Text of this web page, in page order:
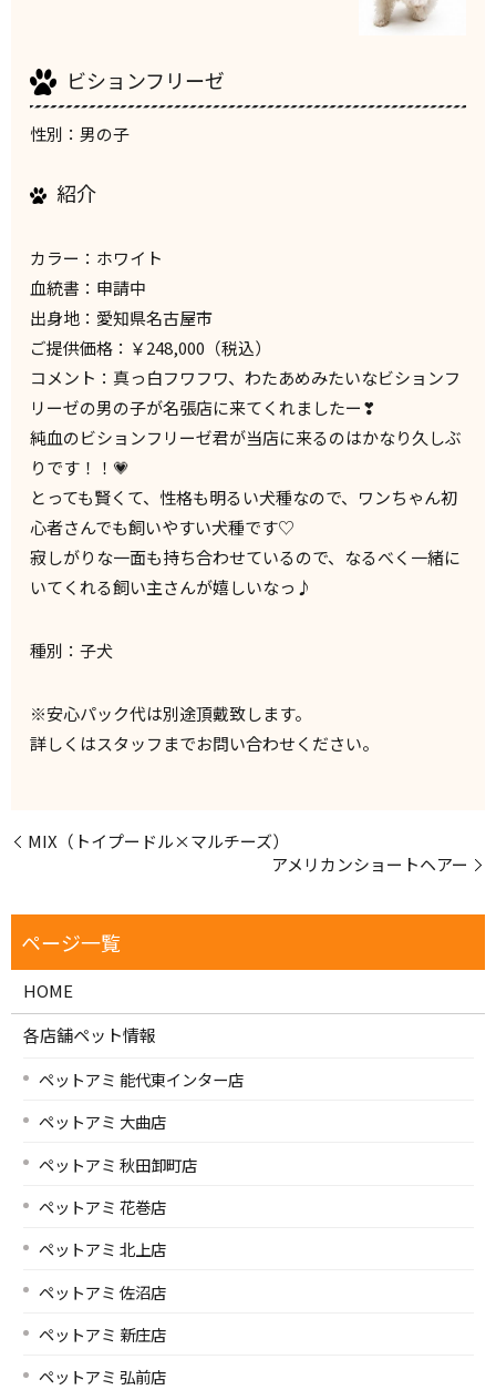
ビションフリーゼ
性別：男の子
紹介
カラー：ホワイト
血統書：申請中
出身地：愛知県名古屋市
ご提供価格：￥248,000（税込）
コメント：真っ白フワフワ、わたあめみたいなビションフ
リーゼの男の子が名張店に来てくれましたー❣
純血のビションフリーゼ君が当店に来るのはかなり久しぶ
りです！！💗
とっても賢くて、性格も明るい犬種なので、ワンちゃん初
心者さんでも飼いやすい犬種です♡
寂しがりな一面も持ち合わせているので、なるべく一緒に
いてくれる飼い主さんが嬉しいなっ♪
種別：子犬
※安心パック代は別途頂戴致します。
詳しくはスタッフまでお問い合わせください。
MIX（トイプードル×マルチーズ）
アメリカンショートヘアー
HOME
各店舗ペット情報
ペットアミ 能代東インター店
ペットアミ 大曲店
ペットアミ 秋田卸町店
ペットアミ 花巻店
ペットアミ 北上店
ペットアミ 佐沼店
ペットアミ 新庄店
ペットアミ 弘前店